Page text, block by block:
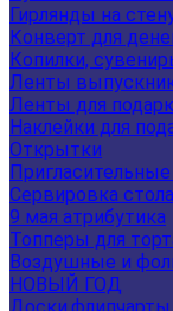
Гирлянды на
Конверт для
Копилки,
Ленты
Ленты для
Наклейки для
Открытки
Сервировка
9 мая атрибутика
Топперы для
Воздушные и
НОВЫЙ ГОД